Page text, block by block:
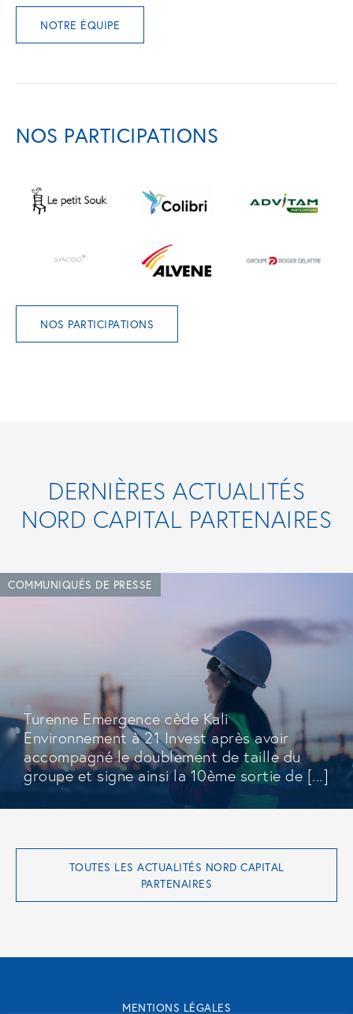
NOTRE ÉQUIPE
NOS PARTICIPATIONS
NOS PARTICIPATIONS
DERNIÈRES ACTUALITÉS
NORD CAPITAL PARTENAIRES
COMMUNIQUÉS DE PRESSE
Turenne Emergence cède Kali
Environnement à 21 Invest après avoir
accompagné le doublement de taille du
groupe et signe ainsi la 10ème sortie de [...]
TOUTES LES ACTUALITÉS NORD CAPITAL
PARTENAIRES
MENTIONS LÉGALES